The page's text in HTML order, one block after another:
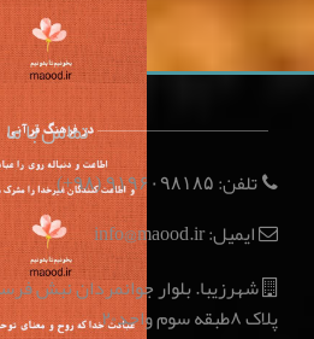
تماس با ما
تلفن: ۹۱۹۶۰۹۸۱۸۵ (۹۸+)
ایمیل: info@maood.ir
شهرزیبا. بلوار جوانمردان نبش
پلاک ۸طبقه سوم واحد۲۰